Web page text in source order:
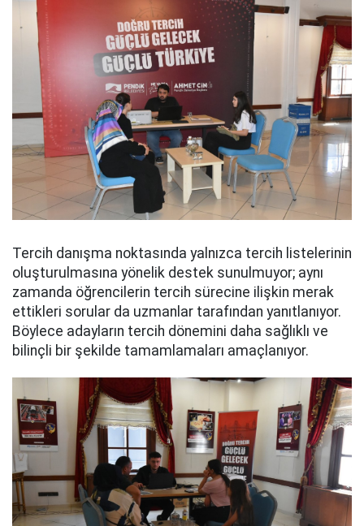
Tercih danışma noktasında yalnızca tercih listelerinin
oluşturulmasına yönelik destek sunulmuyor; aynı
zamanda öğrencilerin tercih sürecine ilişkin merak
ettikleri sorular da uzmanlar tarafından yanıtlanıyor.
Böylece adayların tercih dönemini daha sağlıklı ve
bilinçli bir şekilde tamamlamaları amaçlanıyor.